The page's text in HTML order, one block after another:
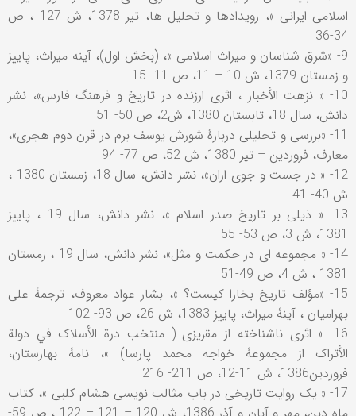
اسلامی ایرانی »، رویدادها و تحلیل ها، تیر 1378، ش 127 ، ص
34-36
9- «شرق شناسان و میراث اسلامی »، (بخش اول)، آینه میراث، پاییز
و زمستان 1379، ش 10 – 11، ص 11- 15
10- « نزهت الأخبار ، اثری ارزنده در تاریخ و فرهنگ فارس»، نشر
دانش، سال 18، تابستان 1380، ش2، ص 50- 51
11- «بررسی و تحلیلی دربارۀ شورش یوسف برم در قرن دوم هجری»،
معارف، فروردین – تیر 1380، ش 52، ص 77- 94
12- « در جست و جوی اران»، نشر دانش، سال 18، زمستان 1380 ،
ش 40- 41
13- « ذیلی بر تاریخ صدر اسلام »، نشر دانش، سال 19 ، پاییز
1381، ش 3، ص 53- 55
14- « مجموعه ای در حکمت و مثل»، نشر دانش، سال 19 ، زمستان
1381 ، ش 4، ص 49-51
15- «مؤلف تاریخ بخارا کیست؟ »، بشار عواد معروف، ترجمۀ علی
بهرامیان ، آینۀ میراث، پاییز 1383، ش 26، ص 93- 102
16- « اثری ناشناخته از مقریزی ( منتخب درة الأسلاک في دولة
الأتراک از مجموعۀ خواجه محمد پارسا) »، نامۀ بهارستان،
فروردین1386، ش 11-12، ص 211- 216
17- « یک روایت تاریخی در باب مثالب نویسی هشام کلبی »، کتاب